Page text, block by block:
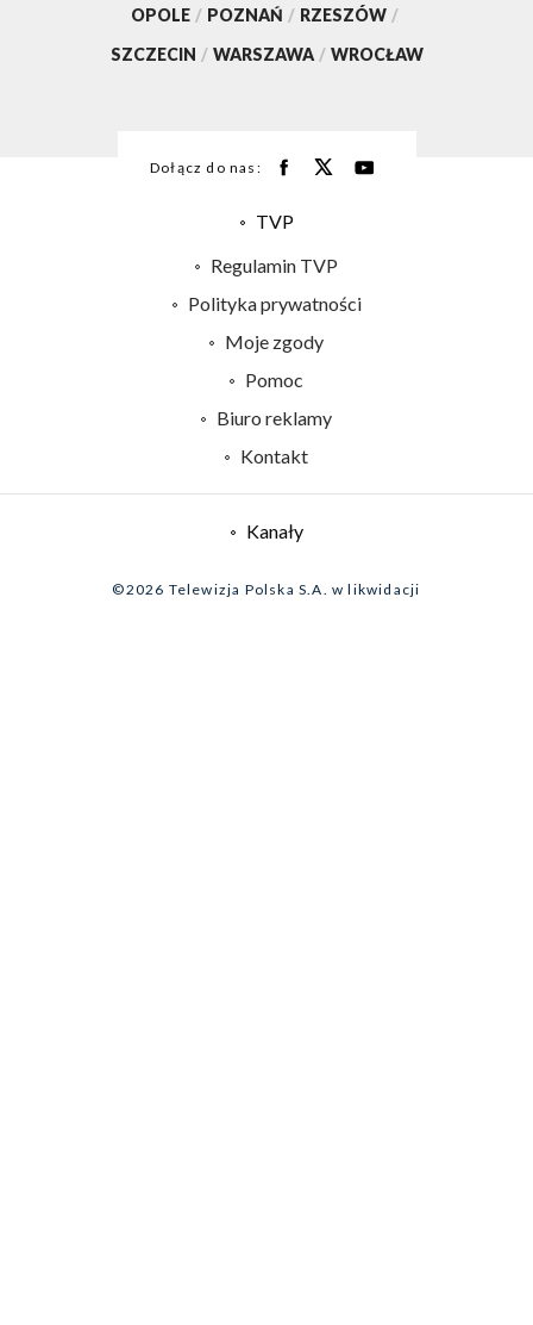
OPOLE / POZNAŃ / RZESZÓW /
SZCZECIN / WARSZAWA / WROCŁAW
Dołącz do nas:
TVP
Centrum informacji TVP
Naziemna Telewizja Cyfrowa
Biuro Reklamy
Regulamin TVP
Polityka prywatności
Moje zgody
Pomoc
Biuro reklamy
Kontakt
Kanały
©2026 Telewizja Polska S.A. w likwidacji